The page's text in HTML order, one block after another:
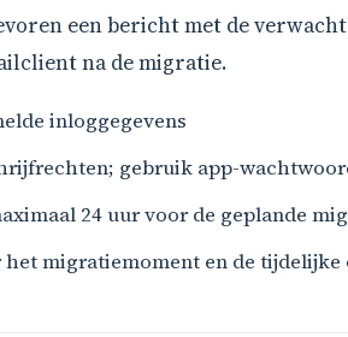
een bericht met de
na de migratie.
inloggegevens
gebruik app-
24 uur voor de geplande
migratiemoment en de